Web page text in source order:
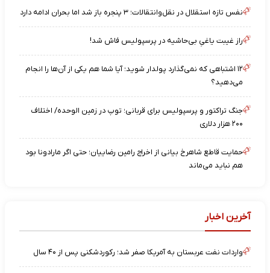
نفس تازه استقلال در نقل‌وانتقالات؛ ۳ پنجره باز شد اما بحران ادامه دارد
راز غیبت یاغیِ بی‌حاشیه در پرسپولیس فاش شد!
۱۲ اشتباهی که نمی‌گذارد پولدار شوید؛ آیا شما هم یکی از آن‌ها را انجام
می‌دهید؟
جنگ تراکتور و پرسپولیس برای قربانی؛ توپ در زمین الوحده/ اختلاف
۲۰۰ هزار دلاری
حمایت قاطع شاهرخ بیانی از اخراج رامین رضاییان؛ حتی اگر مارادونا بود
هم نباید می‌ماند
آخرین اخبار
واردات نفت عربستان به آمریکا صفر شد؛ رکوردشکنی پس از ۴۰ سال